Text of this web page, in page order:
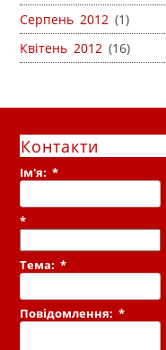
Серпень 2012 (1)
Квітень 2012 (16)
Контакти
Ім'я:*
*
Тема:*
Повідомлення:*